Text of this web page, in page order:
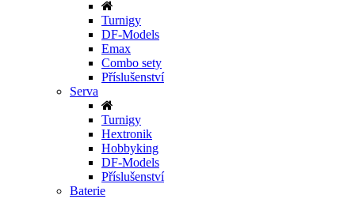
Turnigy
DF-Models
Emax
Combo sety
Příslušenství
Serva
Turnigy
Hextronik
Hobbyking
DF-Models
Příslušenství
Baterie